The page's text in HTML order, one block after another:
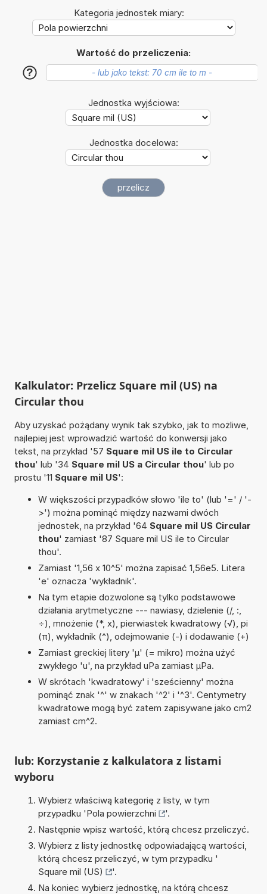
Kategoria jednostek miary:
Wartość do przeliczenia:
?
Jednostka wyjściowa:
Jednostka docelowa:
Kalkulator: Przelicz Square mil (US) na
Circular thou
Aby uzyskać pożądany wynik tak szybko, jak to możliwe,
najlepiej jest wprowadzić wartość do konwersji jako
tekst, na przykład '57 Square mil US ile to Circular
thou' lub '34 Square mil US a Circular thou' lub po
prostu '11 Square mil US':
W większości przypadków słowo 'ile to' (lub '=' / '-
>') można pominąć między nazwami dwóch
jednostek, na przykład '64 Square mil US Circular
thou' zamiast '87 Square mil US ile to Circular
thou'.
Zamiast '1,56 x 10^5' można zapisać 1,56e5. Litera
'e' oznacza 'wykładnik'.
Na tym etapie dozwolone są tylko podstawowe
działania arytmetyczne --- nawiasy, dzielenie (/, :,
÷), mnożenie (*, x), pierwiastek kwadratowy (√), pi
(π), wykładnik (^), odejmowanie (-) i dodawanie (+)
Zamiast greckiej litery 'µ' (= mikro) można użyć
zwykłego 'u', na przykład uPa zamiast µPa.
W skrótach 'kwadratowy' i 'sześcienny' można
pominąć znak '^' w znakach '^2' i '^3'. Centymetry
kwadratowe mogą być zatem zapisywane jako cm2
zamiast cm^2.
lub: Korzystanie z kalkulatora z listami
wyboru
Wybierz właściwą kategorię z listy, w tym
przypadku 'Pola powierzchni
'.
Następnie wpisz wartość, którą chcesz przeliczyć.
Wybierz z listy jednostkę odpowiadającą wartości,
którą chcesz przeliczyć, w tym przypadku '
Square mil (US)
'.
Na koniec wybierz jednostkę, na którą chcesz